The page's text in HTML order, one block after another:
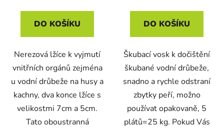
DO KOŠÍKU
Nerezová lžíce k vyjmutí
vnitřních orgánů zejména
u vodní drůbeže na husy a
kachny, dva konce lžíce s
velikostmi 7cm a 5cm.
Tato oboustranná
DO KOŠÍKU
Škubací vosk k dočištění
škubané vodní drůbeže,
snadno a rychle odstraní
zbytky peří, možno
používat opakovaně, 5
plátů=25 kg. Pokud Vás